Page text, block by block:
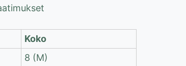
Koko
8 (M)